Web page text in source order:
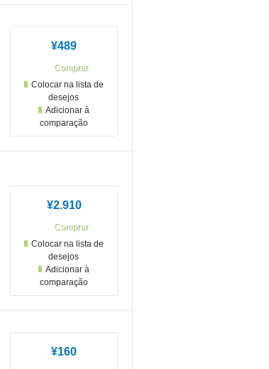
¥489
Colocar na lista de
desejos
Adicionar à
comparação
¥2.910
Colocar na lista de
desejos
Adicionar à
comparação
¥160